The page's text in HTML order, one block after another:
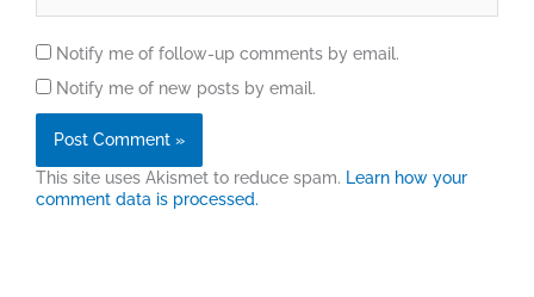
Notify me of follow-up comments by email.
Notify me of new posts by email.
This site uses Akismet to reduce spam. Learn how your
comment data is processed.